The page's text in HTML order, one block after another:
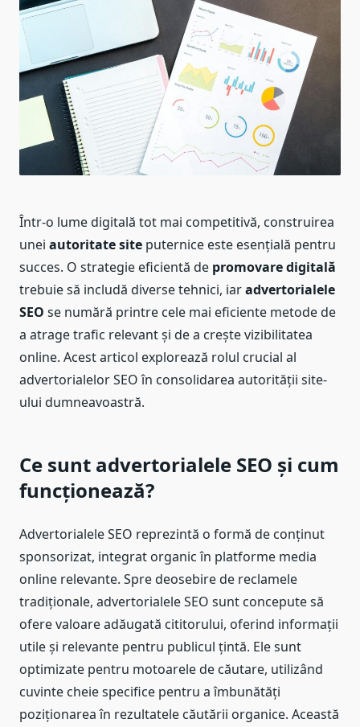
Într-o lume digitală tot mai competitivă, construirea
unei autoritate site puternice este esențială pentru
succes. O strategie eficientă de promovare digitală
trebuie să includă diverse tehnici, iaradvertorialele
SEO se numără printre cele mai eficiente metode de
a atrage trafic relevant și de a crește vizibilitatea
online. Acest articol explorează rolul crucial al
advertorialelor SEO în consolidarea autorității site-
ului dumneavoastră.
Ce sunt advertorialele SEO și cum
funcționează?
Advertorialele SEO reprezintă o formă de conținut
sponsorizat, integrat organic în platforme media
online relevante. Spre deosebire de reclamele
tradiționale, advertorialele SEO sunt concepute să
ofere valoare adăugată cititorului, oferind informații
utile și relevante pentru publicul țintă. Ele sunt
optimizate pentru motoarele de căutare, utilizând
cuvinte cheie specifice pentru a îmbunătăți
poziționarea în rezultatele căutării organice. Această